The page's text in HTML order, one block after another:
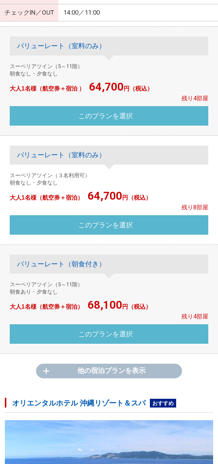
チェックIN／OUT 14:00／11:00
バリューレート（室料のみ）
スーペリアツイン（5～11階）
朝食なし・夕食なし
大人1名様（航空券＋宿泊 ） 64,700 円（税込）
残り4部屋
バリューレート（室料のみ）
スーペリアツイン（３名利用可）
朝食なし・夕食なし
大人1名様（航空券＋宿泊） 64,700 円（税込）
残り8部屋
バリューレート（朝食付き）
スーペリアツイン（5～11階）
朝食あり・夕食なし
大人1名様（航空券＋宿泊） 68,100 円（税込）
残り4部屋
他の宿泊プランを表示
オリエンタルホテル 沖縄リゾート＆スパ おすすめ